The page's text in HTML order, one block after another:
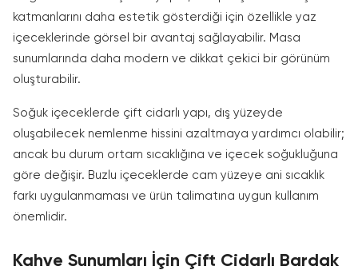
katmanlarını daha estetik gösterdiği için özellikle yaz
içeceklerinde görsel bir avantaj sağlayabilir. Masa
sunumlarında daha modern ve dikkat çekici bir görünüm
oluşturabilir.
Soğuk içeceklerde çift cidarlı yapı, dış yüzeyde
oluşabilecek nemlenme hissini azaltmaya yardımcı olabilir;
ancak bu durum ortam sıcaklığına ve içecek soğukluğuna
göre değişir. Buzlu içeceklerde cam yüzeye ani sıcaklık
farkı uygulanmaması ve ürün talimatına uygun kullanım
önemlidir.
Kahve Sunumları İçin Çift Cidarlı Bardak